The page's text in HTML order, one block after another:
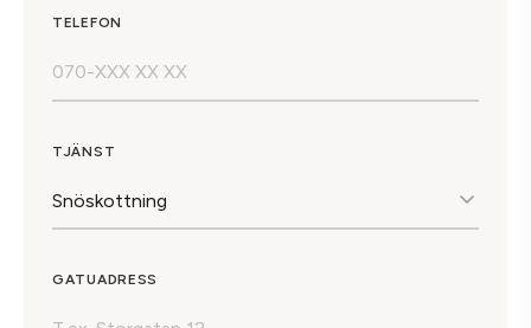
TELEFON
TJÄNST
GATUADRESS